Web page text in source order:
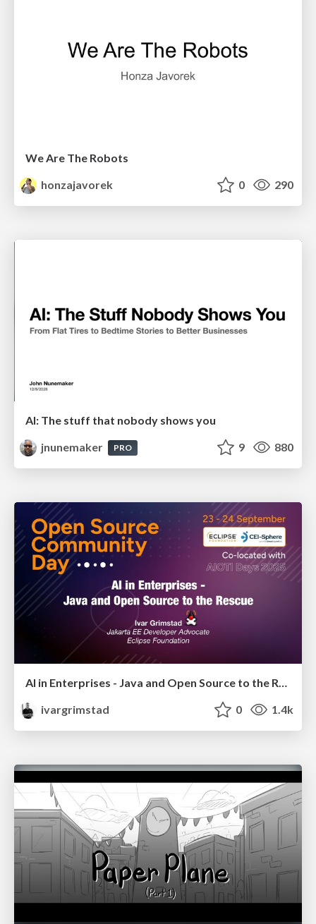
We Are The Robots
honzajavorek
0 290
AI: The stuff that nobody shows you
jnunemaker
PRO 9 880
AI in Enterprises - Java and Open Source to the Rescue
ivargrimstad
0 1.4k